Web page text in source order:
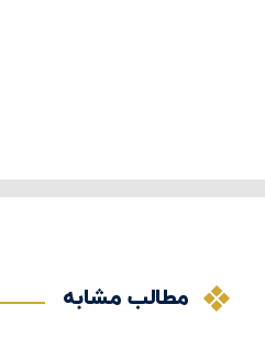
مطالب مشابه